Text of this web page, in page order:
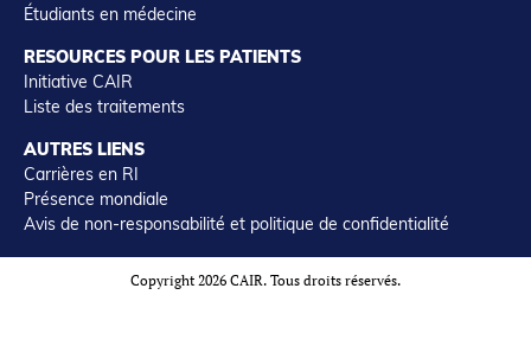
Étudiants en médecine
RESOURCES POUR LES PATIENTS
Initiative CAIR
Liste des traitements
AUTRES LIENS
Carrières en RI
Présence mondiale
Avis de non-responsabilité et politique de confidentialité
Copyright 2026 CAIR. Tous droits réservés.